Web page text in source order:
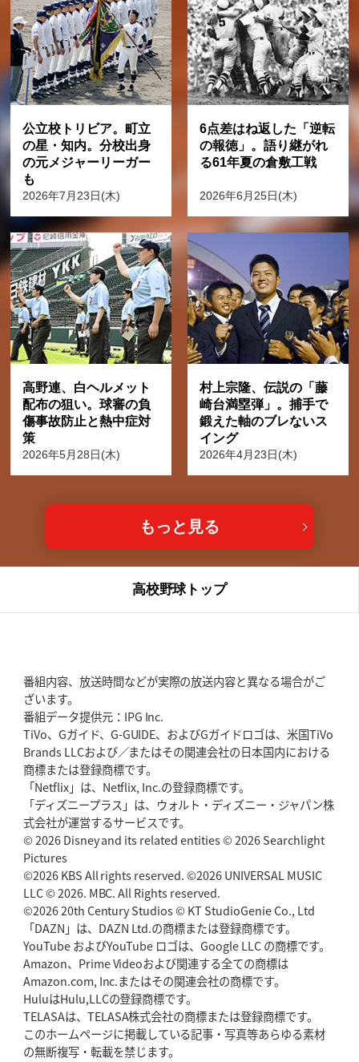
公立校トリビア。町立
の星・知内。分校出身
の元メジャーリーガー
も
2026年7月23日(木)
6点差はね返した「逆転
の報徳」。語り継がれ
る61年夏の倉敷工戦
2026年6月25日(木)
高野連、白ヘルメット
配布の狙い。球審の負
傷事故防止と熱中症対
策
2026年5月28日(木)
村上宗隆、伝説の「藤
崎台満塁弾」。捕手で
鍛えた軸のブレないス
イング
2026年4月23日(木)
もっと見る
高校野球トップ
番組内容、放送時間などが実際の放送内容と異なる場合がご
ざいます。
番組データ提供元：IPG Inc.
TiVo、Gガイド、G-GUIDE、およびGガイドロゴは、米国TiVo
Brands LLCおよび／またはその関連会社の日本国内における
商標または登録商標です。
「Netflix」は、Netflix, Inc.の登録商標です。
「ディズニープラス」は、ウォルト・ディズニー・ジャパン株
式会社が運営するサービスです。
© 2026 Disney and its related entities © 2026 Searchlight
Pictures
©2026 KBS All rights reserved. ©2026 UNIVERSAL MUSIC
LLC © 2026. MBC. All Rights reserved.
©2026 20th Century Studios © KT StudioGenie Co., Ltd
「DAZN」は、DAZN Ltd.の商標または登録商標です。
YouTube およびYouTube ロゴは、Google LLC の商標です。
Amazon、Prime Videoおよび関連する全ての商標は
Amazon.com, Inc.またはその関連会社の商標です。
HuluはHulu,LLCの登録商標です。
TELASAは、TELASA株式会社の商標または登録商標です。
このホームページに掲載している記事・写真等あらゆる素材
の無断複写・転載を禁じます。